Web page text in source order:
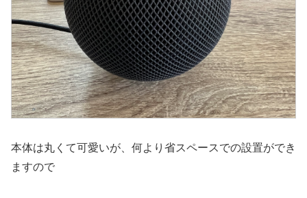
本体は丸くて可愛いが、何より省スペースでの設置ができ
ますので